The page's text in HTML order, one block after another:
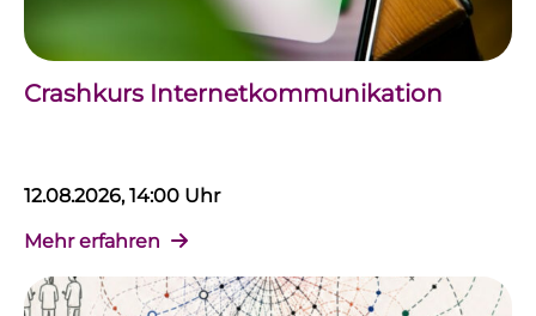
Crashkurs Internetkommunikation
12.08.2026, 14:00 Uhr
Mehr erfahren